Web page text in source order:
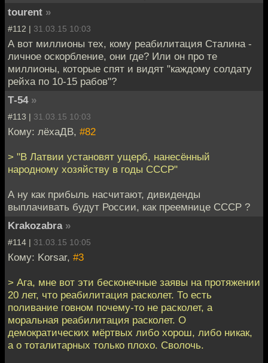
tourent »
#112 | 31.03.15 10:03
А вот миллионы тех, кому реабилитация Сталина -
личное оскорбление, они где? Или он про те
миллионы, которые спят и видят "каждому солдату
рейха по 10-15 рабов"?
Т-54 »
#113 | 31.03.15 10:03
Кому: лёхаДВ, #82
> "В Латвии установят ущерб, нанесённый
народному хозяйству в годы СССР"
А ну как прибыль насчитают, дивиденды
выплачивать будут России, как преемнице СССР ?
Krakozabra »
#114 | 31.03.15 10:05
Кому: Korsar, #3
> Ага, мне вот эти бесконечные заявы на протяжении
20 лет, что реабилитация расколет. То есть
поливание говном почему-то не расколет, а
моральная реабилитация расколет. О
демократических мёртвых либо хорош, либо никак,
а о тоталитарных только плохо. Сволочь.